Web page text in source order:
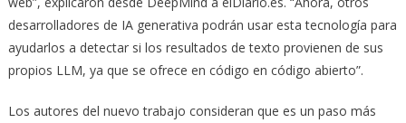
desarrolladores de IA generativa podrán usar esta tecnología para
ayudarlos a detectar si los resultados de texto provienen de sus
propios LLM, ya que se ofrece en código en código abierto”.
Los autores del nuevo trabajo consideran que es un paso más